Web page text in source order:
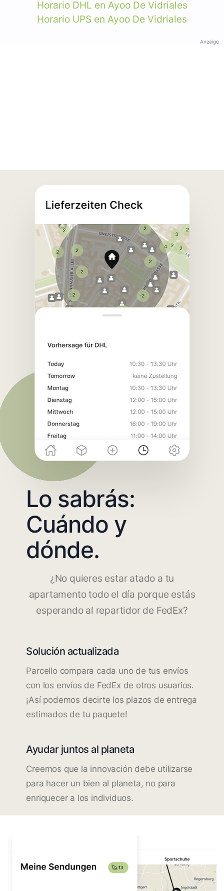
Horario DHL en Ayoo De Vidriales
Horario UPS en Ayoo De Vidriales
Anzeige
Lo sabrás:
Cuándo y
dónde.
¿No quieres estar atado a tu
apartamento todo el día porque estás
esperando al repartidor de FedEx?
Solución actualizada
Parcello compara cada uno de tus envíos
con los envíos de FedEx de otros usuarios.
¡Así podemos decirte los plazos de entrega
estimados de tu paquete!
Ayudar juntos al planeta
Creemos que la innovación debe utilizarse
para hacer un bien al planeta, no para
enriquecer a los individuos.